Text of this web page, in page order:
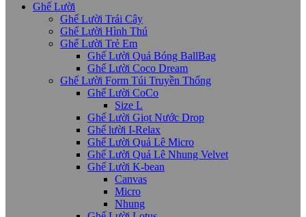
Ghế Lười
Ghế Lười Trái Cây
Ghế Lười Hình Thú
Ghế Lười Trẻ Em
Ghế Lười Quả Bóng BallBag
Ghế Lười Coco Dream
Ghế Lười Form Túi Truyền Thống
Ghế Lười CoCo
Size L
Ghế Lười Giọt Nước Drop
Ghế lười I-Relax
Ghế Lười Quả Lê Micro
Ghế Lười Quả Lê Nhung Velvet
Ghế Lười K-bean
Canvas
Micro
Nhung